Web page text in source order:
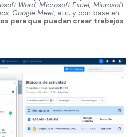
Word, Microsoft Excel, Microsoft
Google Meet, etc; y con base en
para que puedan crear trabajos